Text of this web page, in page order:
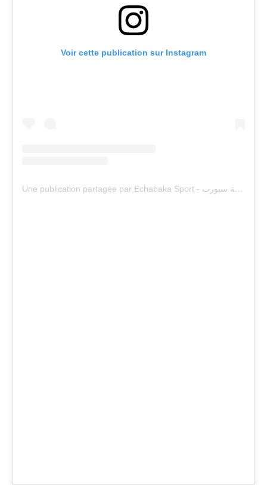
Voir cette publication sur Instagram
Une publication partagée par Echabaka Sport - الشبكة سبورت (@echabaka_sport)